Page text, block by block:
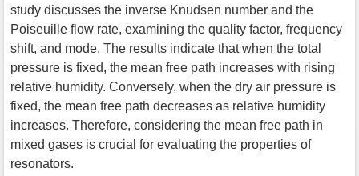
study discusses the inverse Knudsen number and the
Poiseuille flow rate, examining the quality factor, frequency
shift, and mode. The results indicate that when the total
pressure is fixed, the mean free path increases with rising
relative humidity. Conversely, when the dry air pressure is
fixed, the mean free path decreases as relative humidity
increases. Therefore, considering the mean free path in
mixed gases is crucial for evaluating the properties of
resonators.